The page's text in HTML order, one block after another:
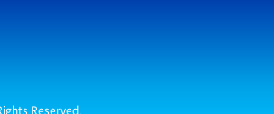
Reserved.